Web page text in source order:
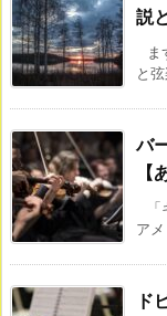
説
と
バ
【
ア
ド